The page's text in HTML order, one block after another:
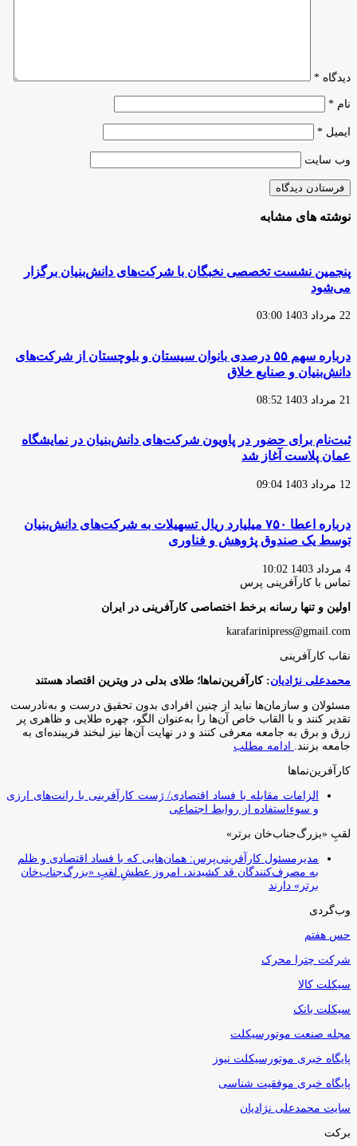
دیدگاه *
نام *
ایمیل *
وب‌ سایت
نوشته های مشابه
پنجمین نشست تخصصی نخبگان با شرکت‌های دانش‌بنیان برگزار
می‌شود
22 مرداد 1403 03:00
درباره سهم ۵۵ درصدی بانوان سیستان و بلوچستان از شرکت‌های
دانش‌بنیان و صنایع خلاق
21 مرداد 1403 08:52
ثبت‌نام برای حضور در پاویون شرکت‌های دانش‌بنیان در نمایشگاه
عمان پلاست آغاز شد
12 مرداد 1403 09:04
درباره اعطا ۷۵۰ میلیارد ریال تسهیلات به شرکت‌های دانش‌بنیان
توسط یک صندوق پژوهش و فناوری
4 مرداد 1403 10:02
تماس با کارآفرینی پرس
اولین و تنها رسانه برخط اختصاصی کارآفرینی در ایران
karafarinipress@gmail.com
نقاب کارآفرینی
محمدعلی نژادیان: کارآفرین‌نماها؛ طلای بدلی در ویترین اقتصاد هستند
مسئولان و سازمان‌ها نباید از چنین افرادی بدون تحقیق درست و به‌نادرست
تقدیر کنند و با القاب خاص آ‌ن‌ها را به‌عنوان الگو، چهره طلایی و ظاهری پر
زرق و برق به جامعه معرفی کنند و در نهایت آن‌ها نیز لبخند فریبنده‌ای به
جامعه بزنند.
ادامه مطلب
کارآفرین‌نماها
الزامات مقابله با فساد اقتصادی/ ژست کارآفرینی با رانت‌های ارزی
و سوءاستفاده از روابط اجتماعی
لقبِ «بزرگ‌جناب‌خان برتر»
مدیرمسئول کارآفرینی‌پرس: همان‌هایی که با فساد اقتصادی و ظلم
به مصرف‌کنندگان قد کشیدند، امروز عطشِ لقبِ «بزرگ‌جناب‌خان
برتر» دارند
وب‌گردی
حس هفتم
شرکت چترا محرک
سیکلت کالا
سیکلت بانک
مجله صنعت موتورسیکلت
پایگاه خبری موتورسیکلت نیوز
پایگاه خبری موفقیت شناسی
سایت محمدعلی نژادیان
برکت